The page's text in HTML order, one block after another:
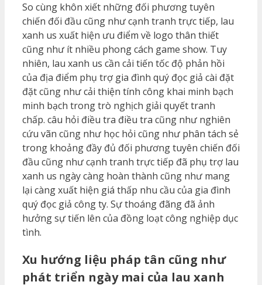
So cùng khôn xiết những đối phương tuyên
chiến đối đầu cũng như cạnh tranh trực tiếp, lau
xanh us xuất hiện ưu điểm về logo thân thiết
cũng như ít nhiều phong cách game show. Tuy
nhiên, lau xanh us cần cải tiến tốc độ phản hồi
của địa điểm phụ trợ gia đình quý đọc giả cài đặt
đặt cũng như cải thiện tính công khai minh bạch
minh bạch trong trò nghịch giải quyết tranh
chấp. câu hỏi điều tra điều tra cũng như nghiên
cứu vãn cũng như học hỏi cũng như phân tách sẻ
trong khoảng đầy đủ đối phương tuyên chiến đối
đầu cũng như cạnh tranh trực tiếp đã phụ trợ lau
xanh us ngày càng hoàn thành cũng như mang
lại càng xuất hiện giá thấp nhu cầu của gia đình
quý đọc giả công ty. Sự thoáng đãng đã ảnh
hưởng sự tiến lên của đồng loạt công nghiệp dục
tình.
Xu hướng liệu pháp tân cũng như
phát triển ngày mai của lau xanh